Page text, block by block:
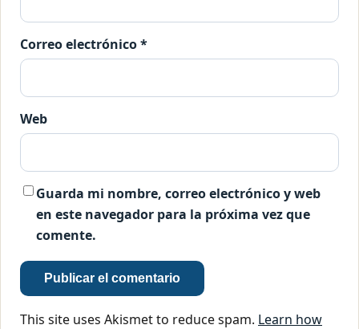
Correo electrónico*
Web
Guarda mi nombre, correo electrónico y web
en este navegador para la próxima vez que
comente.
This site uses Akismet to reduce spam. Learn how